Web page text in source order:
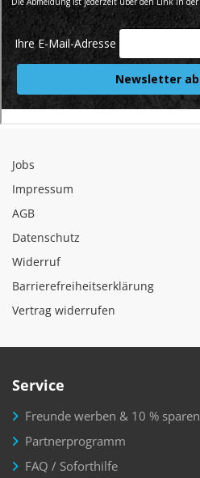
Jobs
Impressum
AGB
Datenschutz
Widerruf
Barrierefreiheitserklärung
Vertrag widerrufen
Service
Freunde werben & 10 % sparen
Partnerprogramm
FAQ / Soforthilfe